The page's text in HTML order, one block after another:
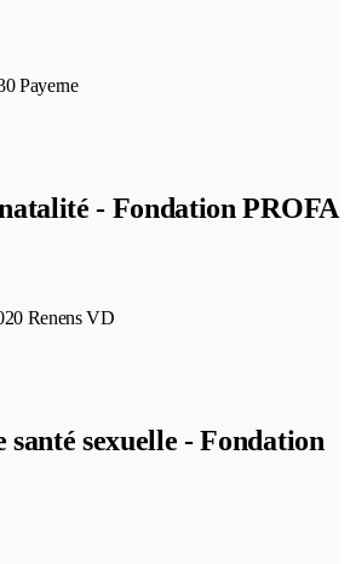
Payerne
- Fondation PROFA
Renens VD
santé sexuelle - Fondation